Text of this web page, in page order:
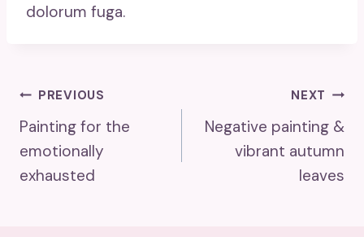
dolorum fuga.
Post
Navigation
PREVIOUS
Painting for the
emotionally
exhausted
NEXT
Negative painting &
vibrant autumn
leaves